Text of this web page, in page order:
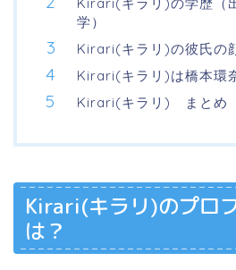
学）
Kirari(キラリ)の彼氏の
Kirari(キラリ)は橋本環
Kirari(キラリ) まとめ
Kirari(キラリ)のプロ
は？